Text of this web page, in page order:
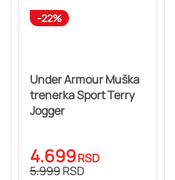
-22%
Under Armour Muška
trenerka Sport Terry
Jogger
4.699RSD
5.999RSD